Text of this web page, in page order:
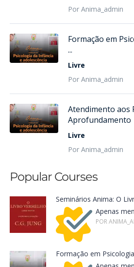
Por Anima_admin
Formação em
...
Livre
Por Anima_admin
Atendimento aos
Aprofundamento
Livre
Por Anima_admin
Popular Courses
Seminários Ânima: O
Apenas
POR
Formação em